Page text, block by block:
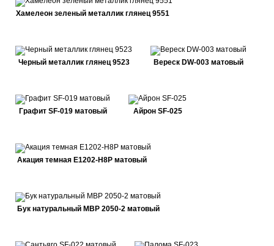
Хамелеон зеленый металлик глянец 9551
Черный металлик глянец 9523 Вереск DW-003 матовый
Графит SF-019 матовый Айрон SF-025
Акация темная E1202-H8P матовый
Бук натуральный MBP 2050-2 матовый